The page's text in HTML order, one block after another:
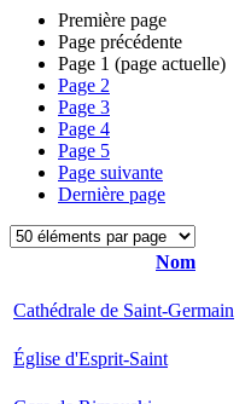
Première page
Page précédente
Page 1 (page actuelle)
Page 2
Page 3
Page 4
Page 5
Page suivante
Dernière page
Nom
Cathédrale de Saint-Germain
Église d'Esprit-Saint